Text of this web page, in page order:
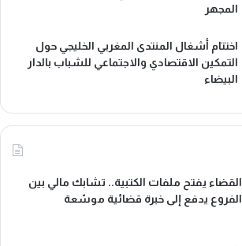
المجهر
اختتام أشغال المنتدى المغربي الخليجي حول
التمكين الاقتصادي والاجتماعي للشباب بالدار
البيضاء
القضاء يفتح ملفات الكتبية.. تشابك مالي بين
الفروع يدفع إلى خبرة قضائية موسّعة